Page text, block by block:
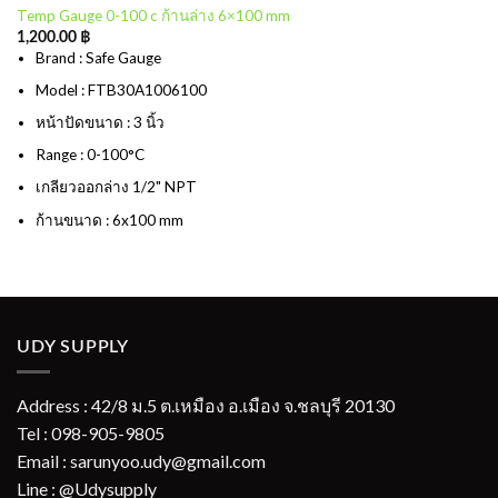
Temp Gauge 0-100 c ก้านล่าง 6×100 mm
1,200.00 ฿
Brand : Safe Gauge
Model : FTB30A1006100
หน้าปัดขนาด : 3 นิ้ว
Range : 0-100°C
เกลียวออกล่าง 1/2" NPT
ก้านขนาด : 6x100 mm
UDY SUPPLY
Address : 42/8 ม.5 ต.เหมือง อ.เมือง จ.ชลบุรี 20130
Tel : 098-905-9805
Email : sarunyoo.udy@gmail.com
Line : @Udysupply